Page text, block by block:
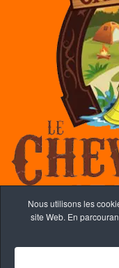
Copyright © 2026
Nous utilisons les
site Web. En